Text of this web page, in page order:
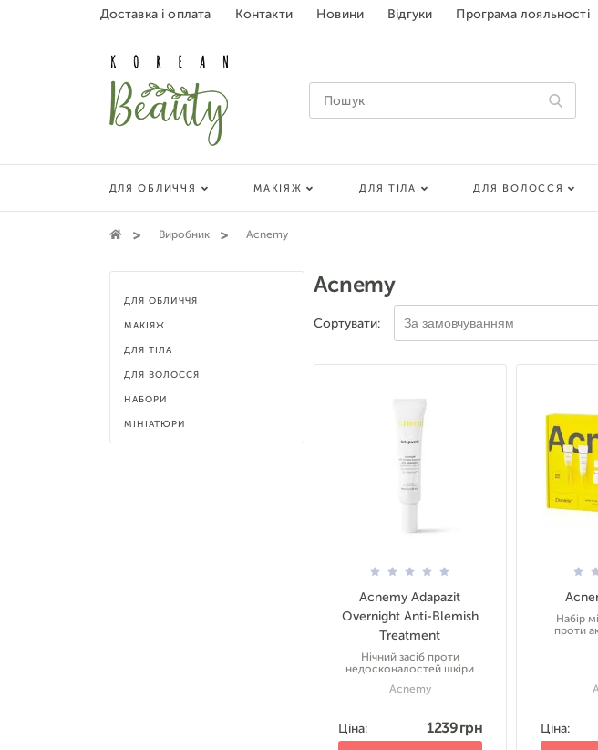
Доставка і оплата Контакти Новини Відгуки Програма лояльності
ДЛЯ ОБЛИЧЧЯ МАКІЯЖ ДЛЯ ТІЛА ДЛЯ ВОЛОССЯ
Виробник Acnemy
Acnemy
Сортувати: За замовчуванням
Acnemy Adapazit
Overnight Anti-Blemish
Treatment
Нічний засіб проти
недосконалостей шкіри
Acnemy
Ціна: 1239 грн
Набір
проти
Ціна:
ДЛЯ ОБЛИЧЧЯ
МАКІЯЖ
ДЛЯ ТІЛА
ДЛЯ ВОЛОССЯ
НАБОРИ
МІНІАТЮРИ